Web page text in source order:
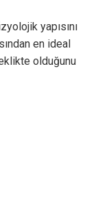
yapısını
en ideal
olduğunu